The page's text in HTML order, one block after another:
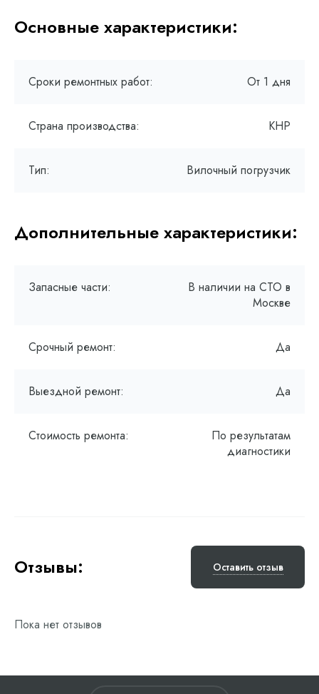
Основные характеристики:
Сроки ремонтных работ: От 1 дня
Страна производства: КНР
Тип: Вилочный погрузчик
Дополнительные характеристики:
Запасные части:
В наличии на СТО в
Москве
Срочный ремонт: Да
Выездной ремонт: Да
Стоимость ремонта:
По результатам
диагностики
Отзывы: Оставить отзыв
Пока нет отзывов